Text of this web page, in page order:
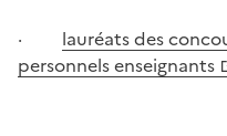
· lauréats des
personnels enseignants